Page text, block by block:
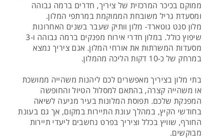
ממוקם בכיכר המרכזית של ציריך, חדרים ברמה גבוהה
ומסעדת גריל משובחת הממוקמת במרתפי המלון.
מלון סנט גוטארד- מלון וותיק שעבר בשנים האחרונות
שיפוץ כולל. במלון חדרי אירוח מפנקים ברמה גבוהה ו-3
מסעדות המשרתות את אורחי המלון. אגם ציריך נמצא
במרחק של כ-10 דקות הליכה מהמלון.
בתי מלון בציריך מאפשרים לכם ליהנות משהייה ממושכת
או משהייה קצרה, בהתאם למסלול הטיול והחופשה
המפנקת שלכם. תפוסת המלונות בעיר מגיעה לשיאה
בחודשי הקיץ, במהלך עונת התיירות במקום, אך גם בעונת
החורף, שוויץ בכלל וציריך בפרט נחשבים ליעדי תיירות
מבוקשים.